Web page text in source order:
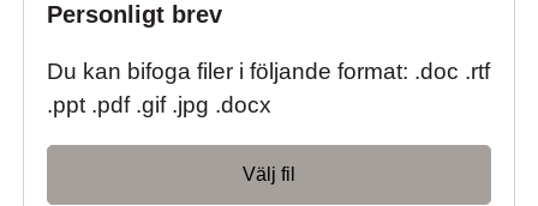
Personligt brev
Du kan bifoga filer i följande format: .doc .rtf
.ppt .pdf .gif .jpg .docx
Välj fil